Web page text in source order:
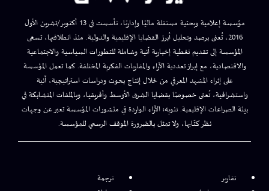
مؤسسة إعلامية وبحثية مستقلة ماليًا وإداريًا، تأسست في 13 أكتوبر/تشرين الأول
2016، تُعنى برصد وتحليل أبرز القضايا الإقليمية والدولية. منذ انطلاقتها، تسعى
المؤسسة إلى تقديم تغطية إخبارية آنية وشاملة للتطورات السياسية والاجتماعية
والاقتصادية، مع إبراز تعددية الآراء والمقاربات الفكرية المختلفة. كما تعمل المؤسسة
على إثراء المشهد المعرفي من خلال إنتاج بحوث ودراسات استراتيجية، آنية
واستشرافية، تُعنى خصوصًا بقضايا الشرق الأوسط وأفريقيا، وبالملفات المتشابكة في
بيئة الصراعات الإقليمية. تنويه: الآراء الواردة في منشورات المؤسسة تعبر عن وجهات
نظر كتّابها، ولا تمثل بالضرورة الموقف الرسمي للمؤسسة.
تقارير
ترجمة